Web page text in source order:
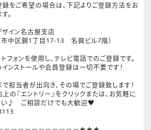
をご希望の場合は、下記よりご登録方法をお
。
ザイン名古屋支店
市中区錦1丁目17-13 名興ビル7階）
フォンを使用し、テレビ電話でのご登録です。
ンストールや会員登録は一切不要です！
担当者が出向き、その場でご登録致します！
の『エントリー』をクリックまたは、お気軽に
い♪ ご相談だけでも大歓迎♥